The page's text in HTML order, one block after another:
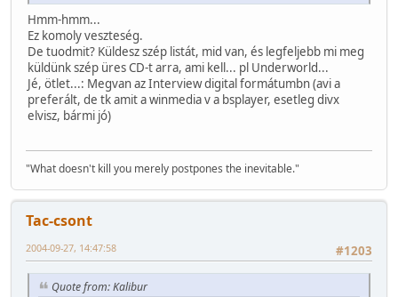
Hmm-hmm...
Ez komoly veszteség.
De tuodmit? Küldesz szép listát, mid van, és legfeljebb mi meg
küldünk szép üres CD-t arra, ami kell... pl Underworld...
Jé, ötlet...: Megvan az Interview digital formátumbn (avi a
preferált, de tk amit a winmedia v a bsplayer, esetleg divx
elvisz, bármi jó)
"What doesn't kill you merely postpones the inevitable."
Tac-csont
#1203
2004-09-27, 14:47:58
Quote from: Kalibur